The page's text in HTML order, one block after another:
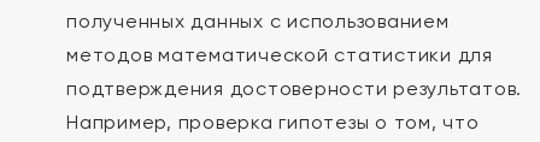
полученных данных с использованием
методов математической статистики для
подтверждения достоверности результатов.
Например, проверка гипотезы о том, что